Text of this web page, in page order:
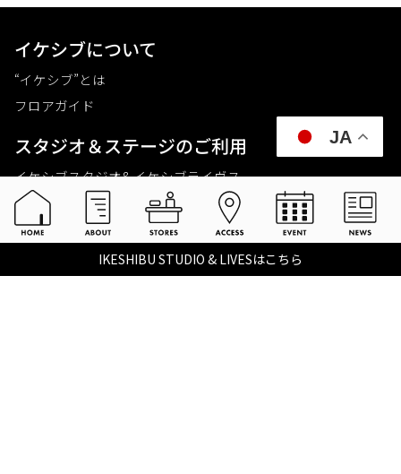
IKESHIBU STUDIO & LIVESはこちら
イケシブについて
“イケシブ”とは
フロアガイド
スタジオ＆ステージのご利⽤
イケシブスタジオ& イケシブライヴス
お買いものをする
池部楽器店 総合ECサイト
池部楽器店 店舗一覧
JA